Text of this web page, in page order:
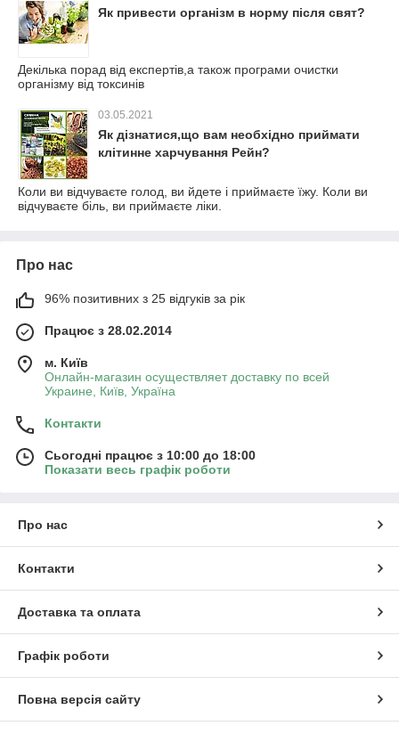
Як привести організм в норму після свят?
Декілька порад від експертів,а також програми очистки
організму від токсинів
03.05.2021
Як дізнатися,що вам необхідно приймати
клітинне харчування Рейн?
Коли ви відчуваєте голод, ви йдете і приймаєте їжу. Коли ви
відчуваєте біль, ви приймаєте ліки.
Про нас
96% позитивних з 25 відгуків за рік
Працює з 28.02.2014
м. Київ
Онлайн-магазин осуществляет доставку по всей
Украине, Київ, Україна
Контакти
Сьогодні працює з 10:00 до 18:00
Показати весь графік роботи
Про нас
Контакти
Доставка та оплата
Графік роботи
Повна версія сайту